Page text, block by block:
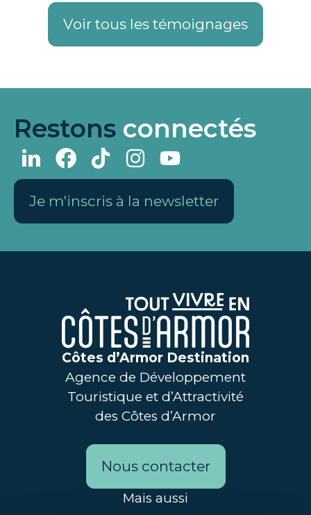
Voir tous les témoignages
Restons connectés
Je m'inscris à la newsletter
Côtes d’Armor Destination
Agence de Développement
Touristique et d’Attractivité
des Côtes d’Armor
Nous contacter
Mais aussi